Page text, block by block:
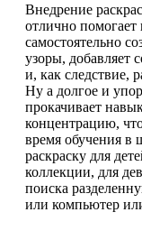
Внедрение
отлично
самостоятельно
узоры, добавляет
и, как следствие,
Ну а долгое и
прокачивает
концентрацию,
время обучения
раскраску для
коллекции, для
поиска
или компьютер